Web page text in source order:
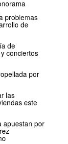
problemas
de
de
conciertos
por
las
este
apuestan por